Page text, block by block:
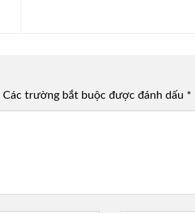
Các trường bắt buộc được đánh dấu *